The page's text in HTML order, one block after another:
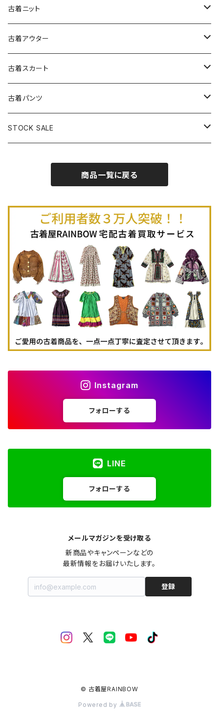
古着ノースリーブワンピース
古着キャミソールワンピース
古着ベアトップワンピース
古着オールインワン
古着オーバーオール
古着半袖シャツ・ブラウス
古着ノースリーブシャツ・ブラウス
古着スウェット&パーカー
古着スウェット
古着パーカー
古着プルオーバー
古着長袖プルオーバー
古着半袖プルオーバー
古着Ｔシャツ
古着長袖Ｔシャツ
古着半袖Ｔシャツ
古着ベスト
古着キャミソール
古着ポロシャツ
古着長袖ポロシャツ
古着スウェット
古着パーカー
古着タンクトップ
古着ニット
古着セーター
古着カーディガン
古着半袖ニット
古着ニットアウター
古着アウター
古着ライトジャケット
古着ライトコート
古着ヘビージャケット
古着羽織り
古着スカート
古着ロング丈スカート (丈76cm-)
古着膝丈スカート (丈56-75cm)
古着ミニ丈スカート (丈56-75cm)
古着パンツ
古着ロング丈パンツ
STOCK SALE
Autumn / Winter
商品一覧に戻る
Instagram
フォローする
LINE
フォローする
メールマガジンを受け取る
新商品やキャンペーンなどの
最新情報をお届けいたします。
登録
© 古着屋RAINBOW
Powered by